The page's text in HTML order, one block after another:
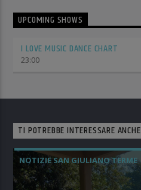
UPCOMING SHOWS
I LOVE MUSIC DANCE CHART
23:00
TI POTREBBE INTERESSARE ANCHE
NOTIZIE SAN GIULIANO TERME